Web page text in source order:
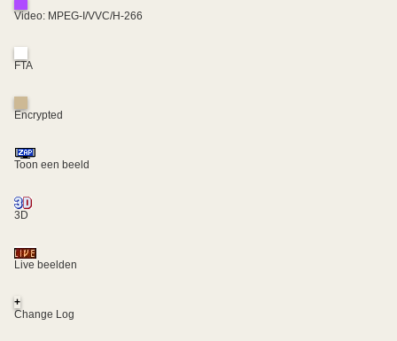
Video: MPEG-I/VVC/H-266
FTA
Encrypted
Toon een beeld
3D
Live beelden
+
Change Log